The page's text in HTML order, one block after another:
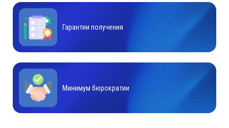
Гарантии получения
Минимум бюрократии